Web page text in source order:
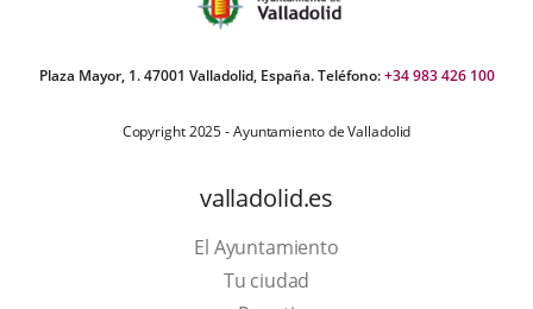
Plaza Mayor, 1. 47001 Valladolid, España. Teléfono:+34 983 426 100
Copyright 2025 - Ayuntamiento de Valladolid
valladolid.es
El Ayuntamiento
Tu ciudad